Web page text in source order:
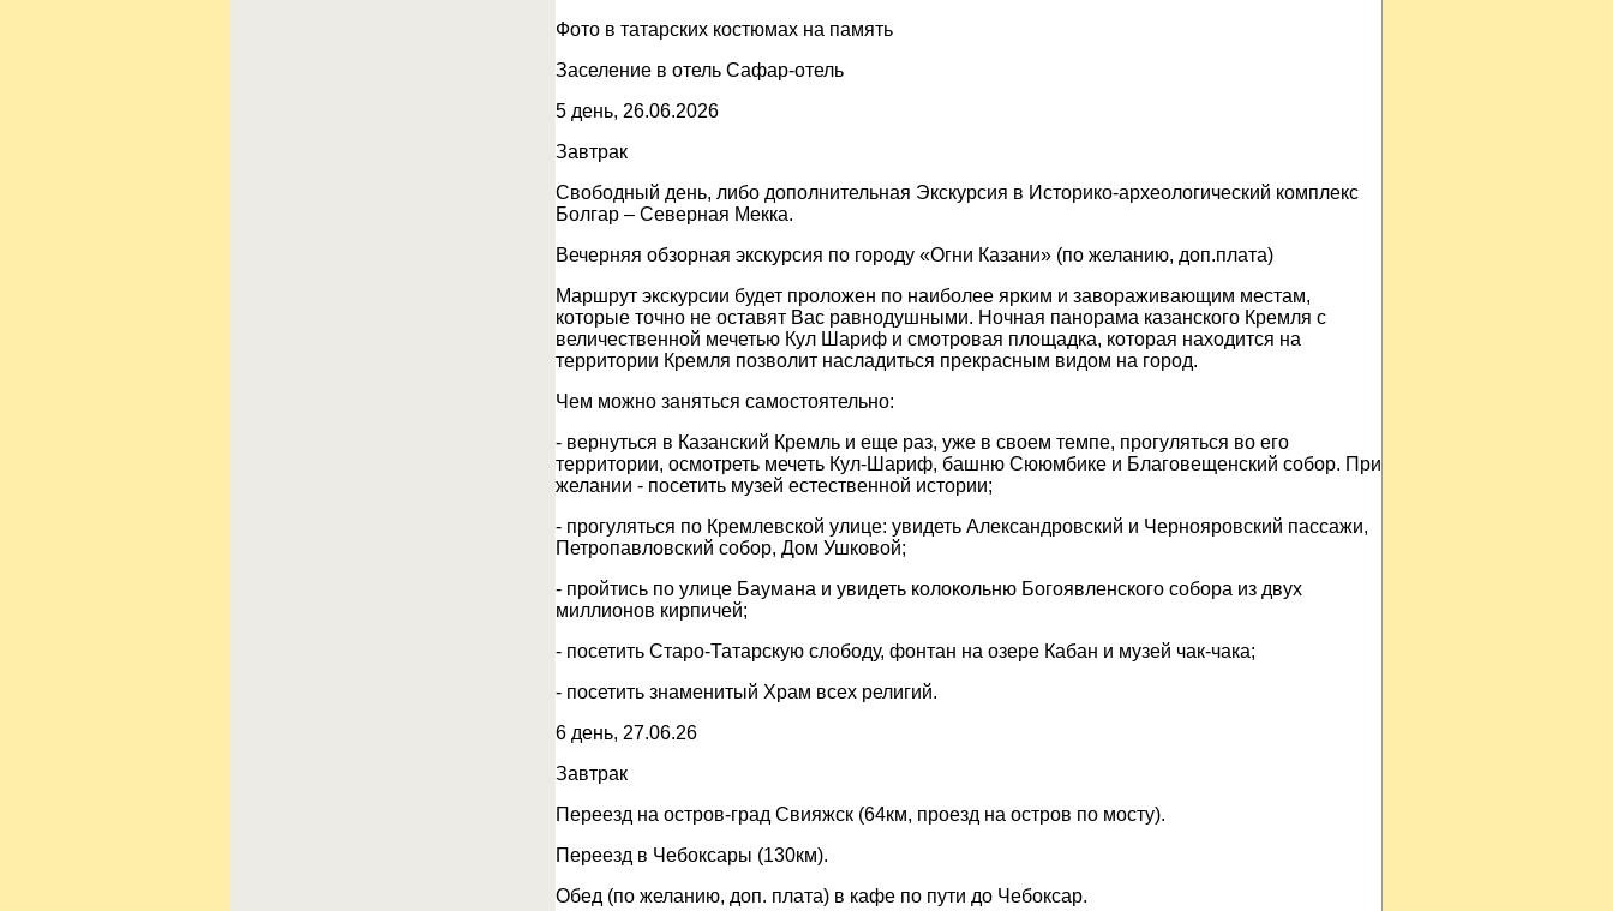
Фото в татарских костюмах на память
Заселение в отель Сафар-отель
5 день, 26.06.2026
Завтрак
Свободный день, либо дополнительная Экскурсия в Историко-археологический комплекс
Болгар – Северная Мекка.
Вечерняя обзорная экскурсия по городу «Огни Казани» (по желанию, доп.плата)
Маршрут экскурсии будет проложен по наиболее ярким и завораживающим местам,
которые точно не оставят Вас равнодушными. Ночная панорама казанского Кремля с
величественной мечетью Кул Шариф и смотровая площадка, которая находится на
территории Кремля позволит насладиться прекрасным видом на город.
Чем можно заняться самостоятельно:
- вернуться в Казанский Кремль и еще раз, уже в своем темпе, прогуляться во его
территории, осмотреть мечеть Кул-Шариф, башню Сююмбике и Благовещенский собор. При
желании - посетить музей естественной истории;
- прогуляться по Кремлевской улице: увидеть Александровский и Чернояровский пассажи,
Петропавловский собор, Дом Ушковой;
- пройтись по улице Баумана и увидеть колокольню Богоявленского собора из двух
миллионов кирпичей;
- посетить Старо-Татарскую слободу, фонтан на озере Кабан и музей чак-чака;
- посетить знаменитый Храм всех религий.
6 день, 27.06.26
Завтрак
Переезд на остров-град Свияжск (64км, проезд на остров по мосту).
Переезд в Чебоксары (130км).
Обед (по желанию, доп. плата) в кафе по пути до Чебоксар.